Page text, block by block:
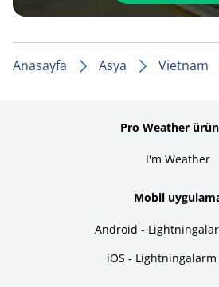
Anasayfa Asya Vietnam
Pro Weather
I'm Weather
Mobil
Android -
iOS - Lightningalarm